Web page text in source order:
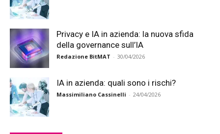
Privacy e IA in azienda: la nuova sfida
della governance sull’IA
Redazione BitMAT - 30/04/2026
IA in azienda: quali sono i rischi?
Massimiliano Cassinelli - 24/04/2026